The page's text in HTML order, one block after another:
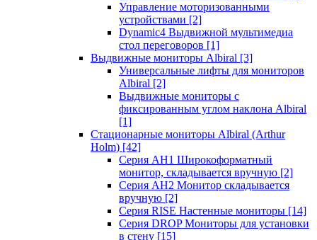
Управление моторизованными
устройствами [2]
Dynamic4 Выдвижной мультимедиа
стол переговоров [1]
Выдвижные мониторы Albiral [3]
Универсальные лифты для мониторов
Albiral [2]
Выдвижные мониторы с
фиксированным углом наклона Albiral
[1]
Стационарные мониторы Albiral (Arthur
Holm) [42]
Серия AH1 Широкоформатный
монитор, складывается вручную [2]
Серия AH2 Монитор складывается
вручную [2]
Серия RISE Настенные мониторы [14]
Серия DROP Мониторы для установки
в стену [15]